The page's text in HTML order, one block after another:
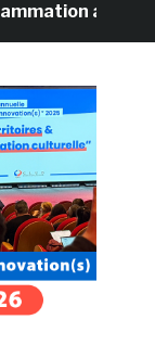
américaine,